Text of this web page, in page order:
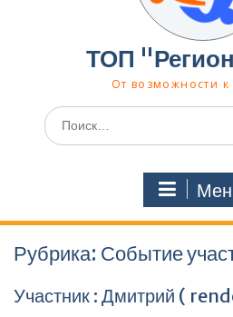
ТОП
От возможности к
Искать:
Рубрика: Событие
Участник : Дмитрий (